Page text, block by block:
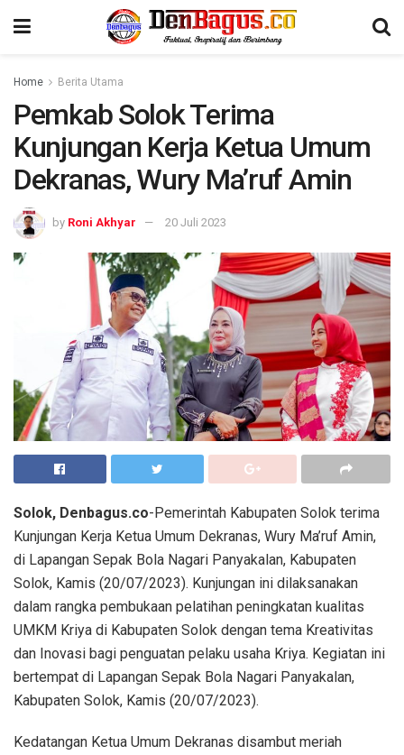
Home Berita Utama
Pemkab Solok Terima
Kunjungan Kerja Ketua Umum
Dekranas, Wury Ma’ruf Amin
by Roni Akhyar 20 Juli 2023
Solok, Denbagus.co-Pemerintah Kabupaten Solok terima
Kunjungan Kerja Ketua Umum Dekranas, Wury Ma’ruf Amin,
di Lapangan Sepak Bola Nagari Panyakalan, Kabupaten
Solok, Kamis (20/07/2023). Kunjungan ini dilaksanakan
dalam rangka pembukaan pelatihan peningkatan kualitas
UMKM Kriya di Kabupaten Solok dengan tema Kreativitas
dan Inovasi bagi penguatan pelaku usaha Kriya. Kegiatan ini
bertempat di Lapangan Sepak Bola Nagari Panyakalan,
Kabupaten Solok, Kamis (20/07/2023).
Kedatangan Ketua Umum Dekranas disambut meriah